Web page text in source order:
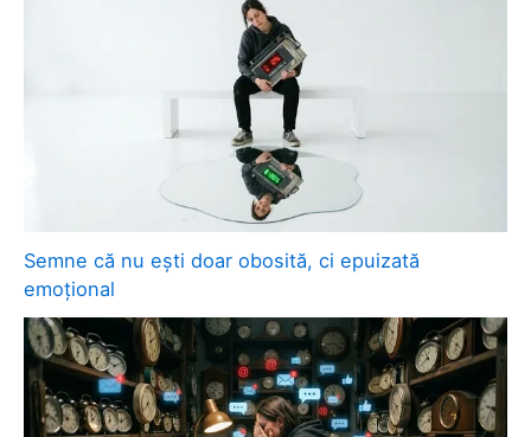
Semne că nu ești doar obosită, ci epuizată
emoțional